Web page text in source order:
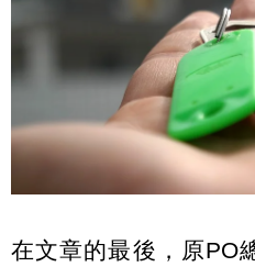
在文章的最後，原PO